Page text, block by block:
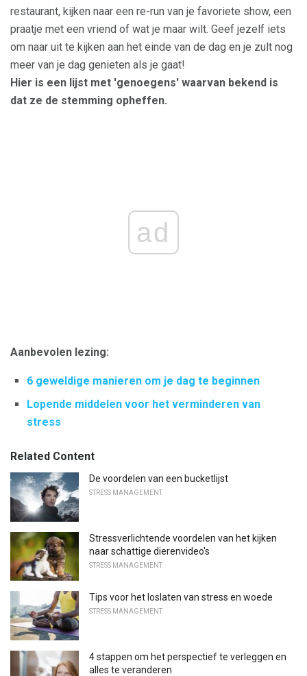
restaurant, kijken naar een re-run van je favoriete show, een
praatje met een vriend of wat je maar wilt. Geef jezelf iets
om naar uit te kijken aan het einde van de dag en je zult nog
meer van je dag genieten als je gaat!
Hier is een lijst met 'genoegens' waarvan bekend is
dat ze de stemming opheffen.
ad
Aanbevolen lezing:
6 geweldige manieren om je dag te beginnen
Lopende middelen voor het verminderen van
stress
Related Content
De voordelen van een bucketlijst
STRESS MANAGEMENT
Stressverlichtende voordelen van het kijken
naar schattige dierenvideo's
STRESS MANAGEMENT
Tips voor het loslaten van stress en woede
STRESS MANAGEMENT
4 stappen om het perspectief te verleggen en
alles te veranderen